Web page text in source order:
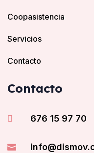
Coopasistencia
Servicios
Contacto
Contacto
 676 15 97 70
